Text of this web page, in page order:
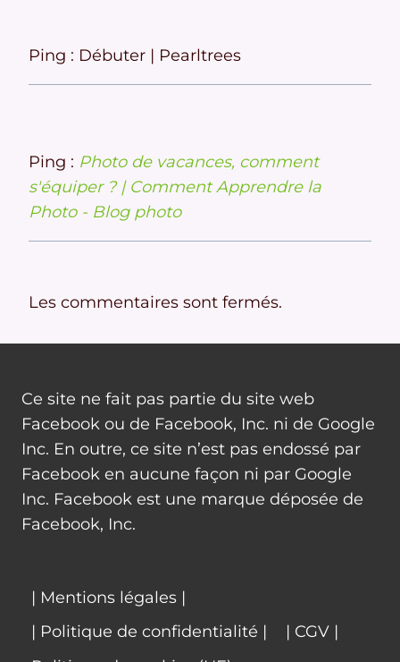
Ping : Débuter | Pearltrees
Ping : Photo de vacances, comment
s'équiper ? | Comment Apprendre la
Photo - Blog photo
Les commentaires sont fermés.
Ce site ne fait pas partie du site web
Facebook ou de Facebook, Inc. ni de Google
Inc. En outre, ce site n’est pas endossé par
Facebook en aucune façon ni par Google
Inc. Facebook est une marque déposée de
Facebook, Inc.
| Mentions légales |
| Politique de confidentialité |
| CGV |